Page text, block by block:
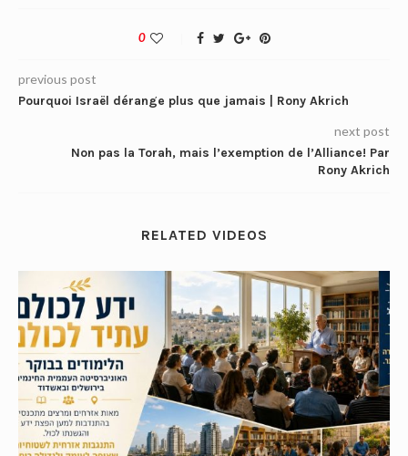
0
previous post
Pourquoi Israël dérange plus que jamais | Rony Akrich
next post
Non pas la Torah, mais l’exemption de l’Alliance! Par
Rony Akrich
RELATED VIDEOS